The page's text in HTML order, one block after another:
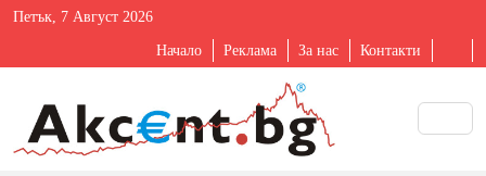
Петък, 7 Август 2026
Начало Реклама За нас Контакти